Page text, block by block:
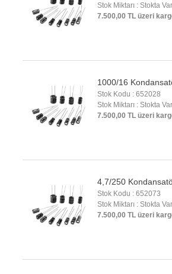
Stok Miktarı : Stokta Var
7.500,00 TL üzeri
1000/16
Stok Kodu : 652028
Stok Miktarı : Stokta Var
7.500,00 TL üzeri
4,7/250
Stok Kodu : 652073
Stok Miktarı : Stokta Var
7.500,00 TL üzeri